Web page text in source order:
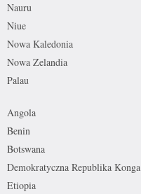
Nauru
Niue
Nowa Kaledonia
Nowa Zelandia
Palau
Angola
Benin
Botswana
Demokratyczna Republika Konga
Etiopia